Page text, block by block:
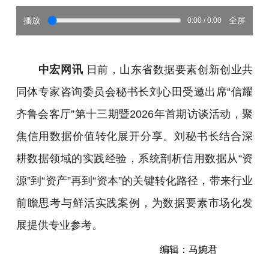
播放 0:00 / 0:00 全屏
中宏网讯 日前，山东省数据要素创新创业共
同体专家咨询委员会秘书长刘心田受邀出席“信耀
齐鲁会客厅”第十三期暨2026年首期访谈活动，聚
焦信用数据价值转化展开分享。刘秘书长结合深
耕数据领域的实践经验，系统剖析信用数据从“资
源”到“资产”再到“资本”的关键转化路径，带来行业
前瞻思考与鲜活实践案例，为数据要素市场化发
展提供专业参考。
编辑：马婉君